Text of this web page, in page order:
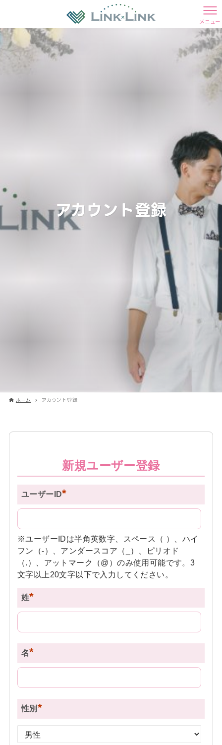
メニュー
アカウント登録
ホーム アカウント登録
新規ユーザー登録
ユーザーID*
※ユーザーIDは半角英数字、スペース（ ）、ハイ
フン（-）、アンダースコア（_）、ピリオド
（.）、アットマーク（@）のみ使用可能です。3
文字以上20文字以下で入力してください。
姓*
名*
性別 *